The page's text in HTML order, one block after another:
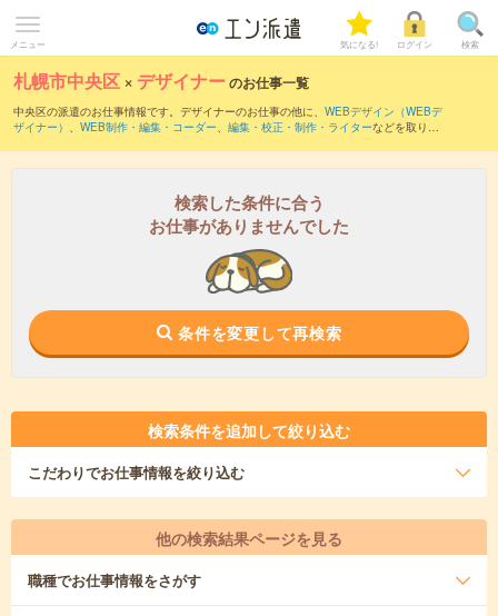
メニュー 気になる! ログイン 検索
札幌市中央区 × デザイナーのお仕事一覧
中央区の派遣のお仕事情報です。デザイナーのお仕事の他に、 WEBデザイン（WEBデ
ザイナー） 、 WEB制作・編集・コーダー、 編集・校正・制作・ライターなどを取り揃
検索した条件に合う
お仕事がありませんでした
条件を変更して再検索
検索条件を追加して絞り込む
こだわりでお仕事情報を絞り込む
他の検索結果ページを見る
職種でお仕事情報をさがす